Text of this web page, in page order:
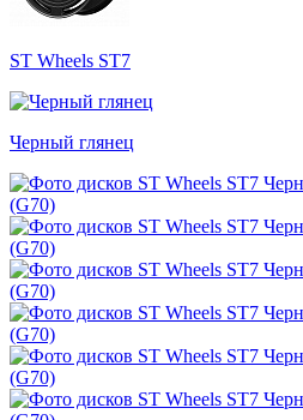
ST Wheels ST7
Черный глянец